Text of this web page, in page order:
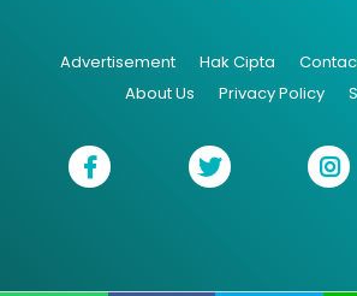
Advertisement Hak Cipta
About Us
Privacy Policy